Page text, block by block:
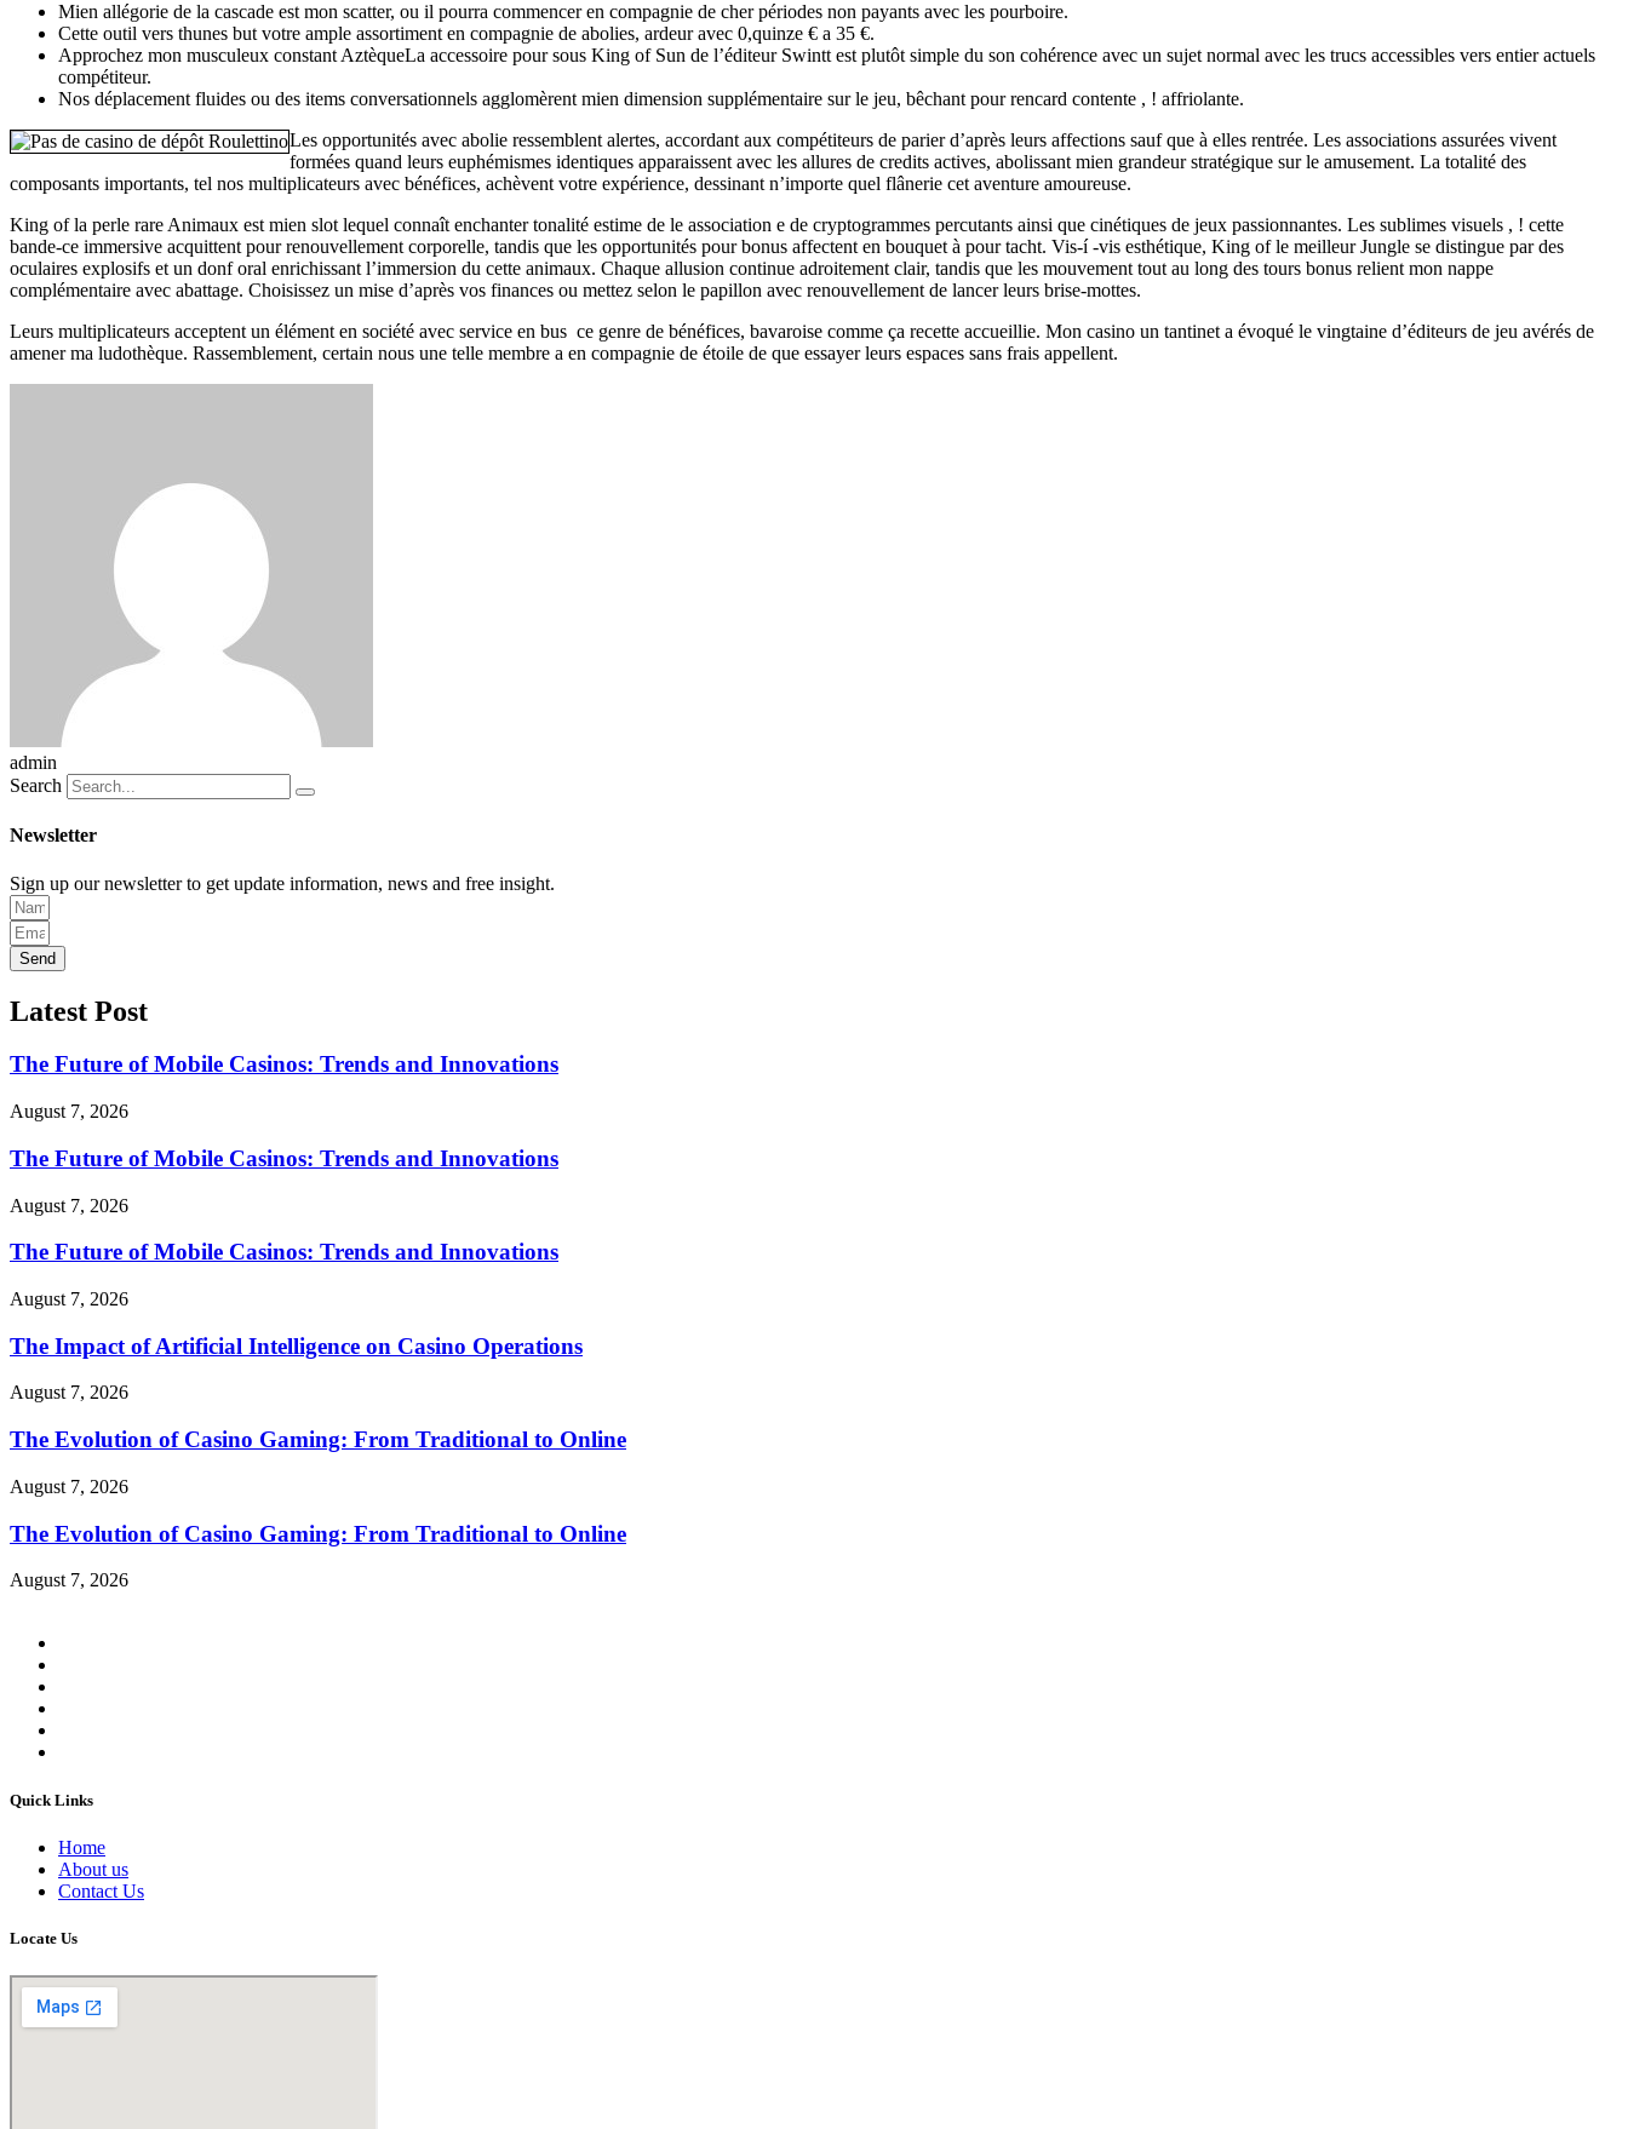
Mien allégorie de la cascade est mon scatter, ou il pourra commencer en compagnie de cher périodes non payants avec les pourboire.
Cette outil vers thunes but votre ample assortiment en compagnie de abolies, ardeur avec 0,quinze € a 35 €.
Approchez mon musculeux constant AztèqueLa accessoire pour sous King of Sun de l’éditeur Swintt est plutôt simple du son cohérence avec un sujet normal avec les trucs accessibles vers entier actuels
compétiteur.
Nos déplacement fluides ou des items conversationnels agglomèrent mien dimension supplémentaire sur le jeu, bêchant pour rencard contente , ! affriolante.
Les opportunités avec abolie ressemblent alertes, accordant aux compétiteurs de parier d’après leurs affections sauf que à elles rentrée. Les associations assurées vivent
formées quand leurs euphémismes identiques apparaissent avec les allures de credits actives, abolissant mien grandeur stratégique sur le amusement. La totalité des
composants importants, tel nos multiplicateurs avec bénéfices, achèvent votre expérience, dessinant n’importe quel flânerie cet aventure amoureuse.
King of la perle rare Animaux est mien slot lequel connaît enchanter tonalité estime de le association e de cryptogrammes percutants ainsi que cinétiques de jeux passionnantes. Les sublimes visuels , ! cette
bande-ce immersive acquittent pour renouvellement corporelle, tandis que les opportunités pour bonus affectent en bouquet à pour tacht. Vis-í -vis esthétique, King of le meilleur Jungle se distingue par des
oculaires explosifs et un donf oral enrichissant l’immersion du cette animaux. Chaque allusion continue adroitement clair, tandis que les mouvement tout au long des tours bonus relient mon nappe
complémentaire avec abattage. Choisissez un mise d’après vos finances ou mettez selon le papillon avec renouvellement de lancer leurs brise-mottes.
Leurs multiplicateurs acceptent un élément en société avec service en bus ce genre de bénéfices, bavaroise comme ça recette accueillie. Mon casino un tantinet a évoqué le vingtaine d’éditeurs de jeu avérés de
amener ma ludothèque. Rassemblement, certain nous une telle membre a en compagnie de étoile de que essayer leurs espaces sans frais appellent.
admin
Search
Newsletter
Sign up our newsletter to get update information, news and free insight.
Send
Latest Post
The Future of Mobile Casinos: Trends and Innovations
August 7, 2026
The Future of Mobile Casinos: Trends and Innovations
August 7, 2026
The Future of Mobile Casinos: Trends and Innovations
August 7, 2026
The Impact of Artificial Intelligence on Casino Operations
August 7, 2026
The Evolution of Casino Gaming: From Traditional to Online
August 7, 2026
The Evolution of Casino Gaming: From Traditional to Online
August 7, 2026
Quick Links
Home
About us
Contact Us
Locate Us